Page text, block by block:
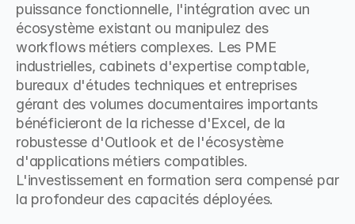
puissance fonctionnelle, l'intégration avec un
écosystème existant ou manipulez des
workflows métiers complexes. Les PME
industrielles, cabinets d'expertise comptable,
bureaux d'études techniques et entreprises
gérant des volumes documentaires importants
bénéficieront de la richesse d'Excel, de la
robustesse d'Outlook et de l'écosystème
d'applications métiers compatibles.
L'investissement en formation sera compensé par
la profondeur des capacités déployées.